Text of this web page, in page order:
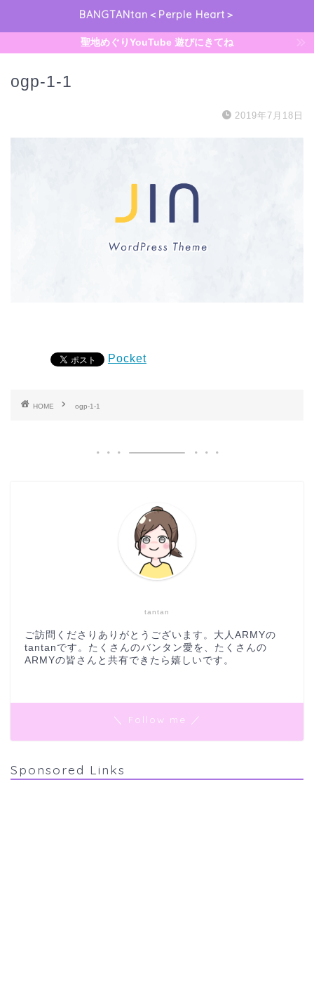
BANGTANtan＜Perple Heart＞
聖地めぐりYouTube 遊びにきてね
ogp-1-1
2019年7月18日
Pocket
HOME ogp-1-1
tantan
ご訪問くださりありがとうございます。大人ARMYの
tantanです。たくさんのバンタン愛を、たくさんの
ARMYの皆さんと共有できたら嬉しいです。
＼ Follow me ／
Sponsored Links